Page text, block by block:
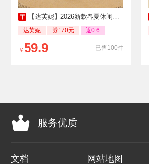
【达芙妮】2026新款春夏休闲鞋子
达芙妮 券170元 返0.6
已售100件
￥ 59.9
服务优质
文档 网站地图